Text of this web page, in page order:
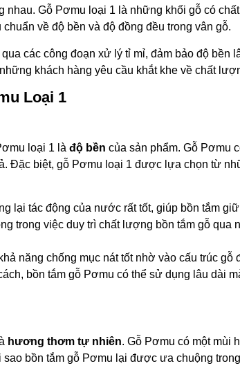
nhau. Gỗ Pơmu loại 1 là những khối gỗ có
về độ bền và độ đồng đều trong vân gỗ.
các công đoạn xử lý tỉ mỉ, đảm bảo độ bền
khách hàng yêu cầu khắt khe về chất
Loại 1
loại 1 là độ bền của sản phẩm. Gỗ Pơmu
Đặc biệt, gỗ Pơmu loại 1 được lựa chọn từ
lại tác động của nước rất tốt, giúp bồn tắm
trong việc duy trì chất lượng bồn tắm gỗ qua
năng chống mục nát tốt nhờ vào cấu trúc gỗ
bồn tắm gỗ Pơmu có thể sử dụng lâu dài
hương thơm tự nhiên. Gỗ Pơmu có một mùi
bồn tắm gỗ Pơmu lại được ưa chuộng